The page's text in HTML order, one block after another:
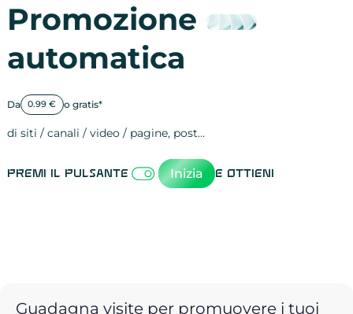
Promozione
automatica
Da 0.99 € o gratis*
di siti / canali / video / pagine, post…
Premi il pulsante Inizia e ottieni
Guadagna visite per promuovere i tuoi